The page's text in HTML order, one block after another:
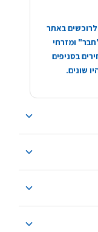
באתר
ומזרחי
בסניפים
שונים.